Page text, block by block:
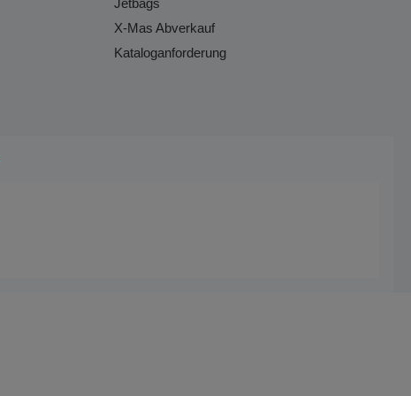
Jetbags
X-Mas Abverkauf
Kataloganforderung